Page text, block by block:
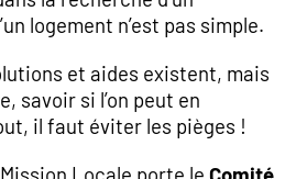
logement n’est pas simple.
et aides existent, mais
savoir si l’on peut en
il faut éviter les pièges !
Locale porte le Comité